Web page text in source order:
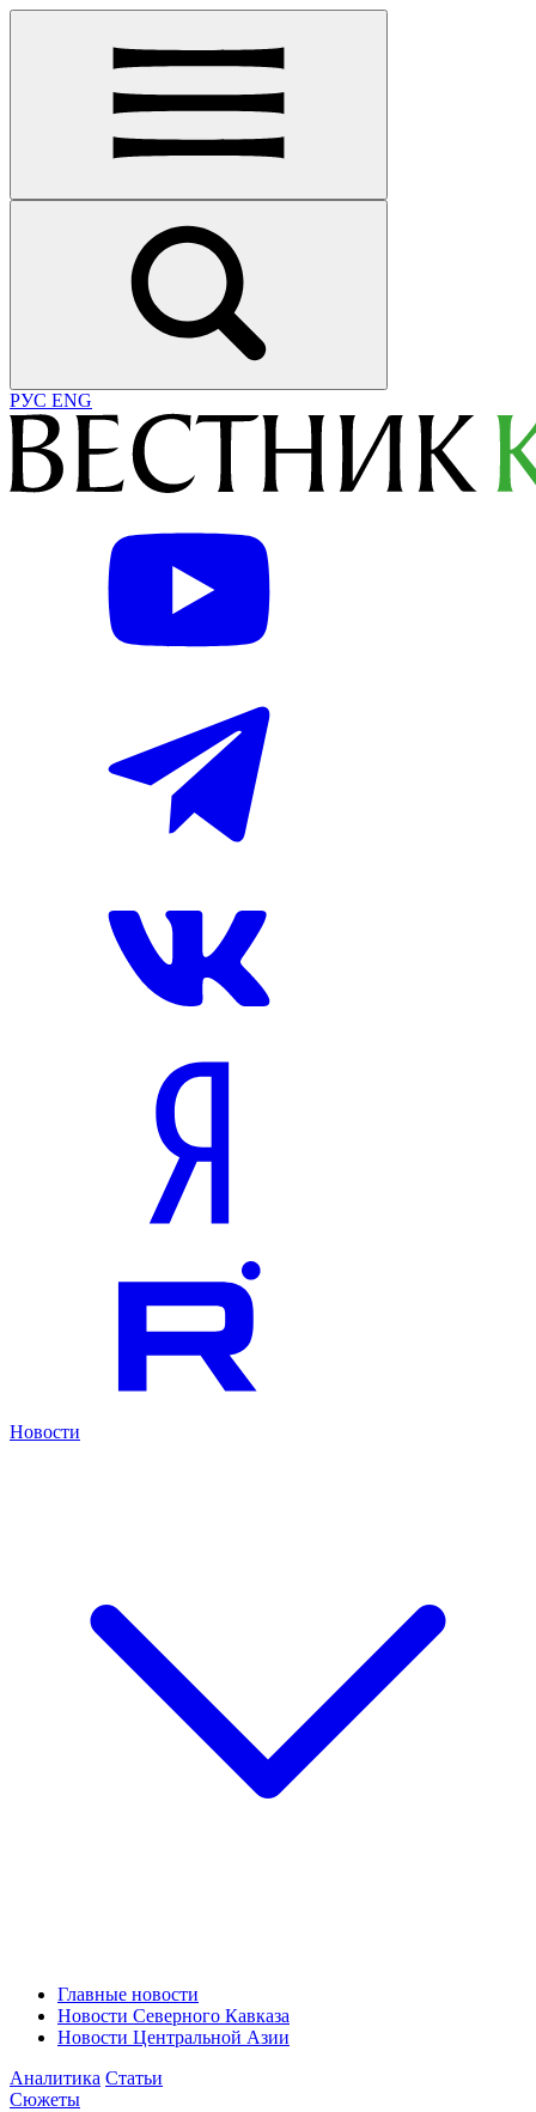
РУС ENG
Новости
Главные новости
Новости Северного Кавказа
Новости Центральной Азии
Аналитика Статьи
Сюжеты